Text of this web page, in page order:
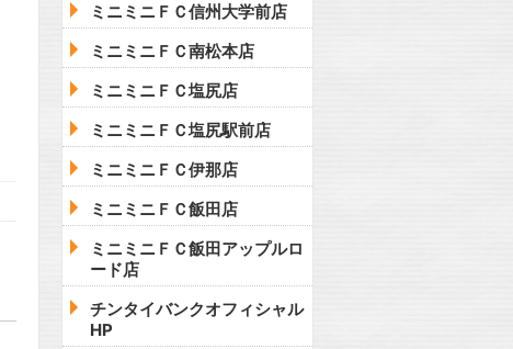
ミニミニＦＣ信州大学前店
ミニミニＦＣ南松本店
ミニミニＦＣ塩尻店
ミニミニＦＣ塩尻駅前店
ミニミニＦＣ伊那店
ミニミニＦＣ飯田店
ミニミニＦＣ飯田アップルロ
ード店
チンタイバンクオフィシャル
HP